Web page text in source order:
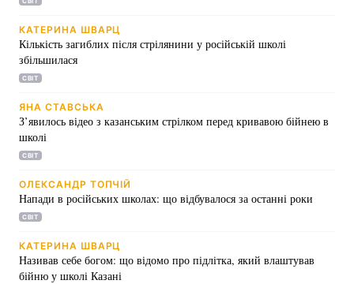
КАТЕРИНА ШВАРЦ
Кількість загиблих після стрілянини у російській школі
збільшилася
СВІТ
ЯНА СТАВСЬКА
З’явилось відео з казанським стрілком перед кривавою бійнею в
школі
СВІТ
ОЛЕКСАНДР ТОПЧІЙ
Напади в російських школах: що відбувалося за останні роки
СВІТ
КАТЕРИНА ШВАРЦ
Називав себе богом: що відомо про підлітка, який влаштував
бійню у школі Казані